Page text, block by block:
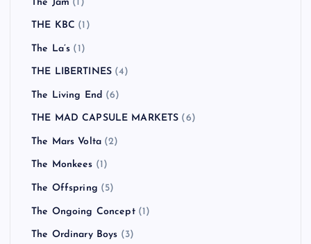
The Jam (1)
THE KBC (1)
The La’s (1)
THE LIBERTINES (4)
The Living End (6)
THE MAD CAPSULE MARKETS (6)
The Mars Volta (2)
The Monkees (1)
The Offspring (5)
The Ongoing Concept(1)
The Ordinary Boys (3)